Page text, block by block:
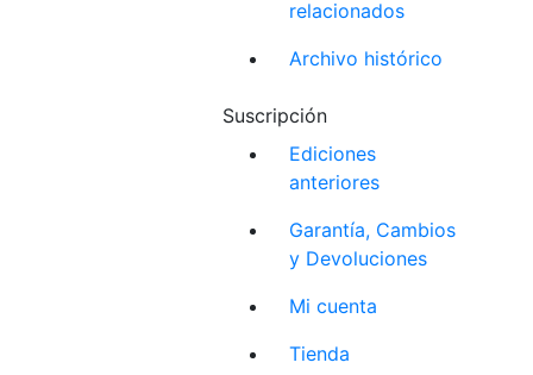
relacionados
Archivo histórico
Suscripción
Ediciones
anteriores
Garantía, Cambios
y Devoluciones
Mi cuenta
Tienda